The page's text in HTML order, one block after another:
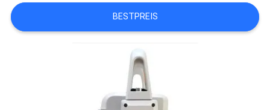
FORDERN
SIE
BESTPREIS